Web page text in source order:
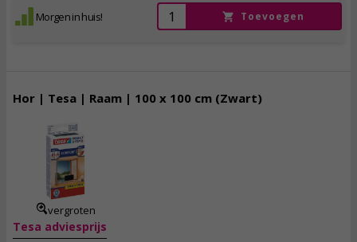
Morgen in huis! Toevoegen
Hor | Tesa | Raam | 100 x 100 cm (Zwart)
vergroten
Tesa adviesprijs